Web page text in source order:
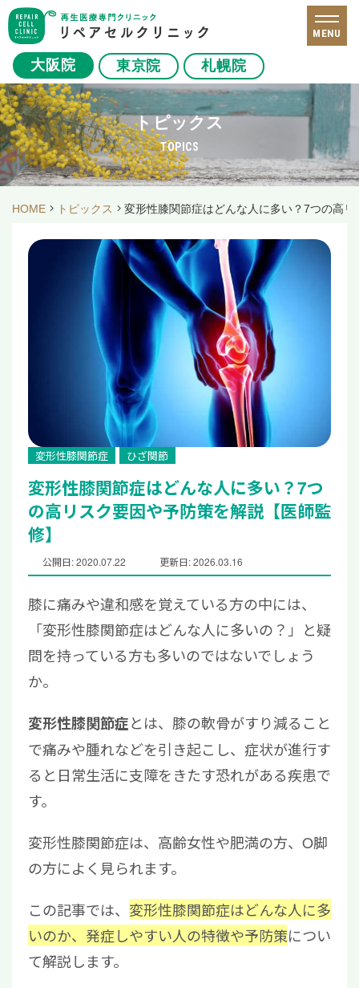
大阪院 東京院 札幌院
MENU
トピックス
TOPICS
HOME トピックス 変形性膝関節症はどんな人に多い？7つの高
変形性膝関節症 ひざ関節
変形性膝関節症はどんな人に多い？7つ
の高リスク要因や予防策を解説【医師監
修】
公開日: 2020.07.22 更新日: 2026.03.16
膝に痛みや違和感を覚えている方の中には、
「変形性膝関節症はどんな人に多いの？」と疑
問を持っている方も多いのではないでしょう
か。
変形性膝関節症とは、膝の軟骨がすり減ること
で痛みや腫れなどを引き起こし、症状が進行す
ると日常生活に支障をきたす恐れがある疾患で
す。
変形性膝関節症は、高齢女性や肥満の方、O脚
の方によく見られます。
この記事では、 変形性膝関節症はどんな人に多
いのか、発症しやすい人の特徴や予防策につい
て解説します。